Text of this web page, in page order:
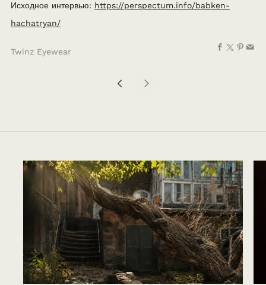
Исходное интервью: https://perspectum.info/babken-
hachatryan/
Twinz Eyewear
Facebook
X
Ավելի
գրառումգրառում